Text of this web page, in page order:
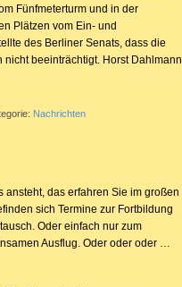
Fünfmeterturm und in der
Plätzen vom Ein- und
des Berliner Senats, dass die
beeinträchtigt. Horst Dahlmann
Nachrichten
ansteht, das erfahren Sie im großen
sich Termine zur Fortbildung
Oder einfach nur zum
Ausflug. Oder oder oder …